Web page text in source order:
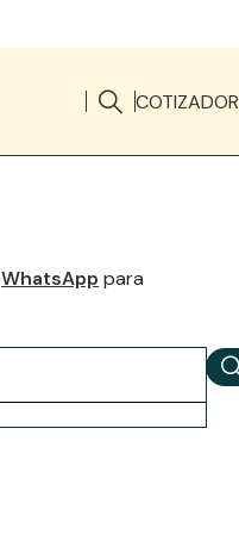
COTIZADOR
WhatsApp para